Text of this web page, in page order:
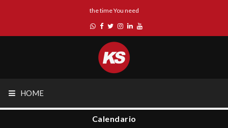
the time You need
HOME
Calendario